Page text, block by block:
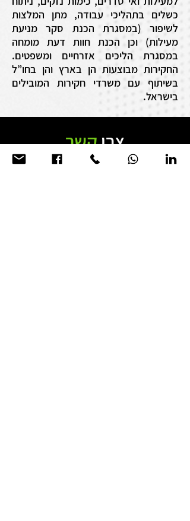
כשלים בתהליכי עבודה, מתן המלצות
לשיפור (במסגרת הכנת סקר מניעת
מעילות) וכן הכנת חוות דעת מומחה
במסגרת הליכים אזרחיים ומשפטים.
החקירות מבוצעות הן בארץ והן בחו”ל
בשיתוף עם משרדי חקירות המובילים
בישראל.
צרוקשר